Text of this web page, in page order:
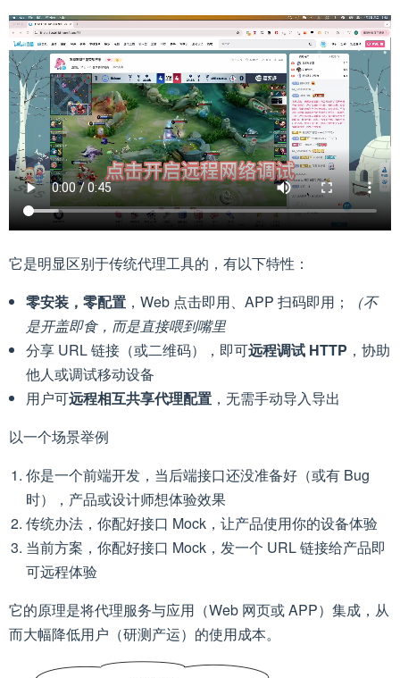
它是明显区别于传统代理工具的，有以下特性：
零安装，零配置 ，Web 点击即用、APP 扫码即用；
（不
是开盖即食，而是直接喂到嘴里
分享 URL 链接（或二维码），即可远程调试 HTTP ，协助
他人或调试移动设备
用户可远程相互共享代理配置 ，无需手动导入导出
以一个场景举例
你是一个前端开发，当后端接口还没准备好（或有 Bug
时），产品或设计师想体验效果
传统办法，你配好接口 Mock，让产品使用你的设备体验
当前方案，你配好接口 Mock，发一个 URL 链接给产品即
可远程体验
它的原理是将代理服务与应用（Web 网页或 APP）集成，从
而大幅降低用户（研测产运）的使用成本。